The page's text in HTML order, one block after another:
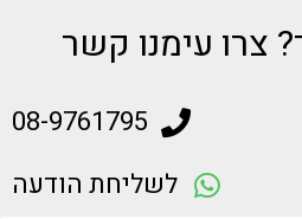
צרו עימנו קשר
08-9761795
לשליחת הודעה